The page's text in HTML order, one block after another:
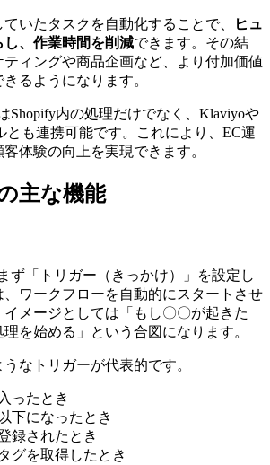
いたタスクを自動化することで、
ヒュ
、作業時間を削減できます。その結
ィングや商品企画など、より付加価値
るようになります。
Shopify内の処理だけでなく、Klaviyoや
とも連携可能です。これにより、EC運
体験の向上を実現できます。
主な機能
ず「トリガー（きっかけ）」を設定し
、ワークフローを自動的にスタートさせ
メージとしては「もし〇〇が起きた
を始める」という合図になります。
なトリガーが代表的です。
ったとき
下になったとき
録されたとき
グを取得したとき